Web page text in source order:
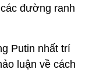
đường ranh
Putin nhất trí
luận về cách